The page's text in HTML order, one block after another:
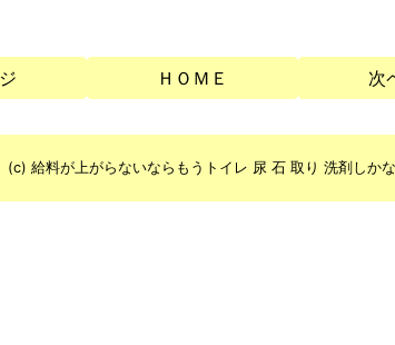
ＨＯＭＥ 次
(c) 給料が上がらないならもうトイレ 尿 石 取り 洗剤しか